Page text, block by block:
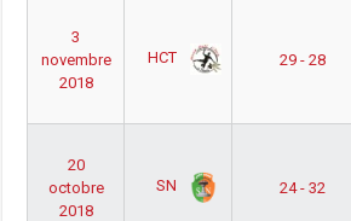
3
novembre
2018
HCT 29 - 28
20
octobre
2018
SN 24 - 32